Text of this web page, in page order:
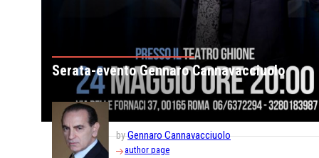
Serata-evento Gennaro Cannavacciuolo
byGennaro Cannavacciuolo
author page